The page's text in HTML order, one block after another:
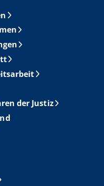
der Justiz